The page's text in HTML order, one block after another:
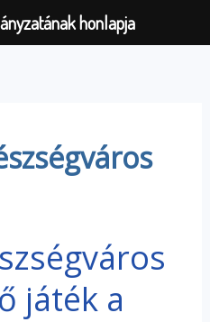
játék a
honlapja